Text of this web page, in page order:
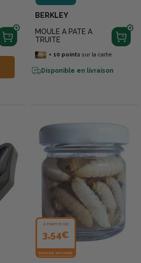
OFFRE
DE PÂTE À TRUITE DE LA
MARQUE BERKLEY (HORS
BERKLEY
MOULE A PATE A
TRUITE
+ 10pointssur la carte
Disponible en livraison
À PARTIR DE
3,54€
BONNE AFFAIRE